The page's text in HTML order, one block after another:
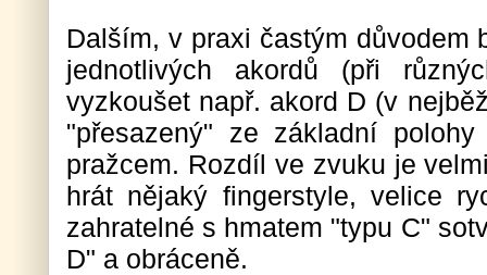
Dalším, v praxi častým důvodem
jednotlivých akordů (při
vyzkoušet např. akord D (v
"přesazený" ze základní
pražcem. Rozdíl ve zvuku je
hrát nějaký fingerstyle, velice
zahratelné s hmatem "typu C"
D" a obráceně.